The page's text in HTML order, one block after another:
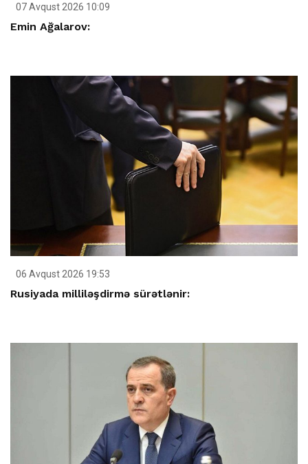
07 Avqust 2026 10:09
Emin Ağalarov:
06 Avqust 2026 19:53
Rusiyada milliləşdirmə sürətlənir: